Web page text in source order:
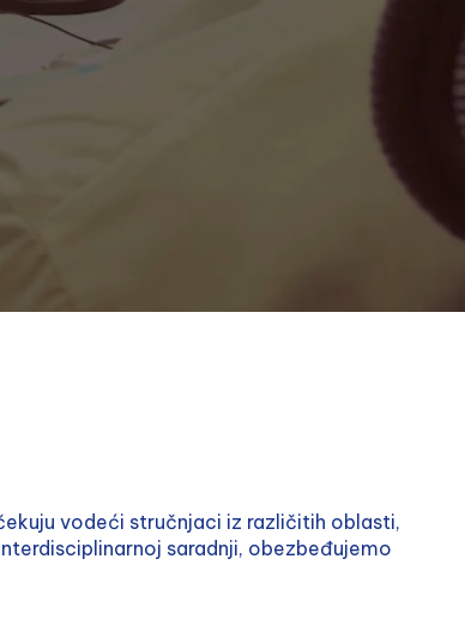
vodeći stručnjaci iz različitih oblasti,
saradnji, obezbeđujemo